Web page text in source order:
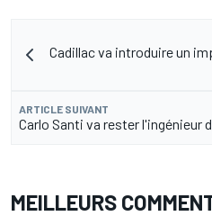
Cadillac va introduire un
ARTICLE SUIVANT
Carlo Santi va rester l'ingénieur
MEILLEURS